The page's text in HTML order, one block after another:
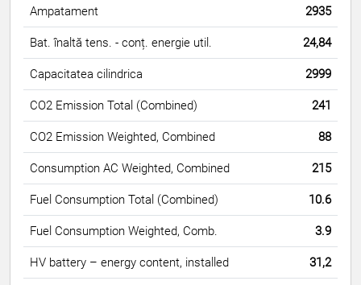
Ampatament 2935
Bat. înaltă tens. - conț. energie util. 24,84
Capacitatea cilindrica 2999
CO2 Emission Total (Combined) 241
CO2 Emission Weighted, Combined 88
Consumption AC Weighted, Combined 215
Fuel Consumption Total (Combined) 10.6
Fuel Consumption Weighted, Comb. 3.9
HV battery – energy content, installed 31,2